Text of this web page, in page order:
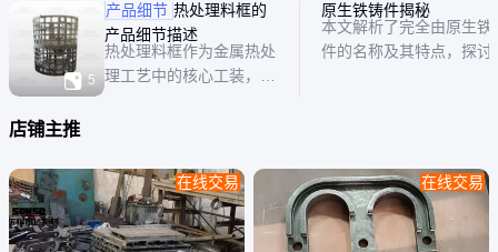
 5
产品细节 热处理料框的
产品细节描述
热处理料框作为金属热处
理工艺中的核心工装，其
载需求。以下从材料特
性、结构设计、制造工艺
及应用场景四个维度展开
详细说明： 一、材料特
原生铁铸件揭秘
本文解析了完全由原生铁
件的名称及其特点，探讨
店铺主推
在线交易 在线交易